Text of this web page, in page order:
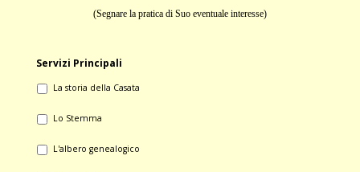
(Segnare la pratica di Suo eventuale interesse)
Servizi Principali
- La storia della Casata
- Lo Stemma
- L'albero genealogico